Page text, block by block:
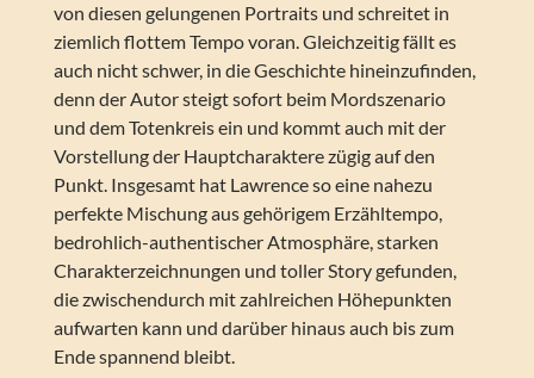
von diesen gelungenen Portraits und schreitet in
ziemlich flottem Tempo voran. Gleichzeitig fällt es
auch nicht schwer, in die Geschichte hineinzufinden,
denn der Autor steigt sofort beim Mordszenario
und dem Totenkreis ein und kommt auch mit der
Vorstellung der Hauptcharaktere zügig auf den
Punkt. Insgesamt hat Lawrence so eine nahezu
perfekte Mischung aus gehörigem Erzähltempo,
bedrohlich-authentischer Atmosphäre, starken
Charakterzeichnungen und toller Story gefunden,
die zwischendurch mit zahlreichen Höhepunkten
aufwarten kann und darüber hinaus auch bis zum
Ende spannend bleibt.